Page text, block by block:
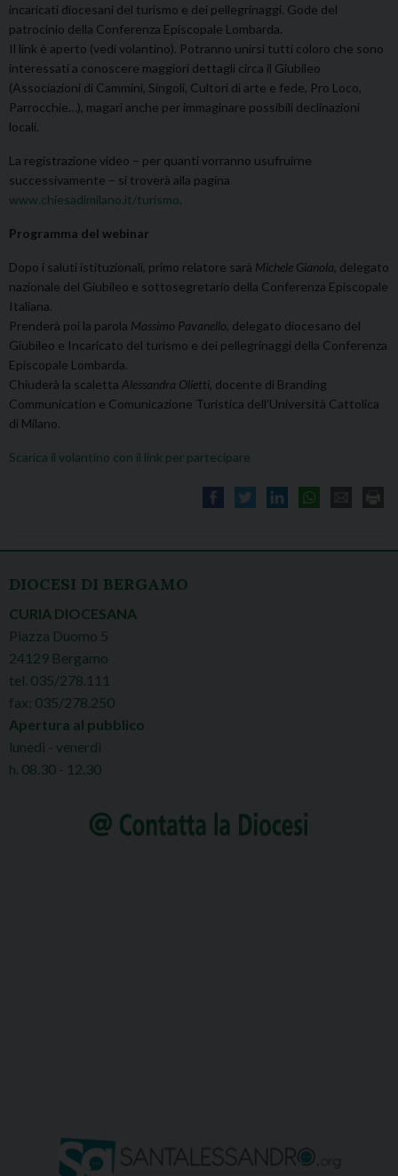
incaricati diocesani del turismo e dei pellegrinaggi. Gode del
patrocinio della Conferenza Episcopale Lombarda.
Il link è aperto (vedi volantino). Potranno unirsi tutti coloro che sono
interessati a conoscere maggiori dettagli circa il Giubileo
(Associazioni di Cammini, Singoli, Cultori di arte e fede, Pro Loco,
Parrocchie…), magari anche per immaginare possibili declinazioni
locali.
La registrazione video – per quanti vorranno usufruirne
successivamente – si troverà alla pagina
www.chiesadimilano.it/turismo.
Programma del webinar
Dopo i saluti istituzionali, primo relatore sarà Michele Gianola , delegato
nazionale del Giubileo e sottosegretario della Conferenza Episcopale
Italiana.
Prenderà poi la parola Massimo Pavanello , delegato diocesano del
Giubileo e Incaricato del turismo e dei pellegrinaggi della Conferenza
Episcopale Lombarda.
Chiuderà la scaletta Alessandra Olietti , docente di Branding
Communication e Comunicazione Turistica dell’Università Cattolica
di Milano.
Scarica il volantino con il link per partecipare
DIOCESI DI BERGAMO
CURIA DIOCESANA
Piazza Duomo 5
24129 Bergamo
tel. 035/278.111
fax: 035/278.250
Apertura al pubblico
lunedì - venerdì
h. 08.30 - 12.30